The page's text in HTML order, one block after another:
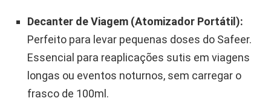
Decanter de Viagem (Atomizador Portátil):
Perfeito para levar pequenas doses do Safeer.
Essencial para reaplicações sutis em viagens
longas ou eventos noturnos, sem carregar o
frasco de 100ml.